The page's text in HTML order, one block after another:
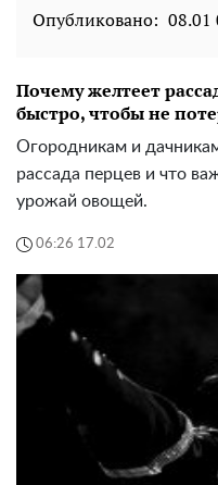
Опубликовано: 08.01
Почему желтеет
быстро, чтобы не
Огородникам и
рассада перцев и что
урожай овощей.
06:26 17.02